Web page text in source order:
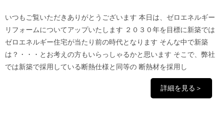
いつもご覧いただきありがとうございます 本日は、ゼロエネルギー
リフォームについてアップいたします ２０３０年を目標に新築では
ゼロエネルギー住宅が当たり前の時代となります そんな中で新築
は？・・・とお考えの方もいらっしゃるかと思います そこで、弊社
では新築で採用している断熱仕様と同等の 断熱材を採用し
詳細を見る＞